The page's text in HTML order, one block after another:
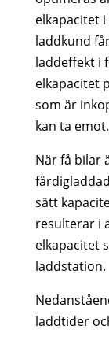
elkapacitet
laddkund
laddeffekt i
elkapacitet
som är
kan ta emot.
När få bilar
sätt
resulterar i
elkapacitet
laddstation.
laddtider